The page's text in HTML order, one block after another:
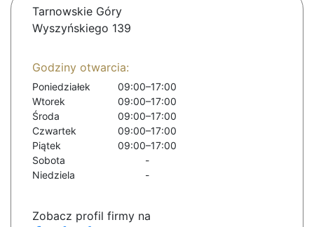
Tarnowskie Góry
Wyszyńskiego 139
Godziny otwarcia:
Poniedziałek
09:00–17:00
Wtorek
09:00–17:00
Środa
09:00–17:00
Czwartek
09:00–17:00
Piątek
09:00–17:00
Sobota
-
Niedziela
-
Zobacz profil firmy na